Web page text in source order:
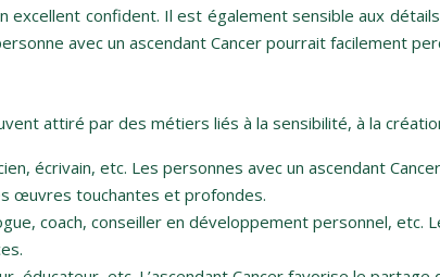
excellent confident. Il est également sensible aux
avec un ascendant Cancer pourrait facilement
attiré par des métiers liés à la sensibilité, à la
écrivain, etc. Les personnes avec un ascendant
œuvres touchantes et profondes.
coach, conseiller en développement personnel,